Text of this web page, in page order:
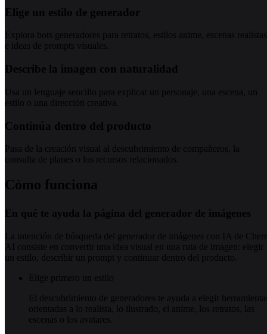
Elige un estilo de generador
Explora bots generadores para retratos, estilos anime, escenas realistas
e ideas de prompts visuales.
Describe la imagen con naturalidad
Usa un lenguaje sencillo para explicar un personaje, una escena, un
estilo o una dirección creativa.
Continúa dentro del producto
Pasa de la creación visual al descubrimiento de compañeros, la
consulta de planes o los recursos relacionados.
Cómo funciona
En qué te ayuda la página del generador de imágenes
La intención de búsqueda del generador de imágenes con IA de
AI consiste en convertir una idea visual en una ruta de imagen: elegir
un estilo, describir un prompt y continuar dentro del producto.
Elige primero un estilo
El descubrimiento de generadores te ayuda a elegir
orientadas a lo realista, lo ilustrado, el anime, los retratos, las
escenas o los avatares.